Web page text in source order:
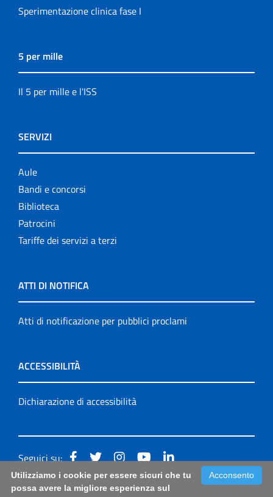
Sperimentazione clinica fase I
5 per mille
Il 5 per mille e l'ISS
SERVIZI
Aule
Bandi e concorsi
Biblioteca
Patrocini
Tariffe dei servizi a terzi
ATTI DI NOTIFICA
Atti di notificazione per pubblici proclami
ACCESSIBILITÀ
Dichiarazione di accessibilità
Seguici su:
Accessibilità: form di segnalazione di prima istanza per
Acconsento
Utilizziamo i cookie per essere sicuri che tu
possa avere la migliore esperienza sul